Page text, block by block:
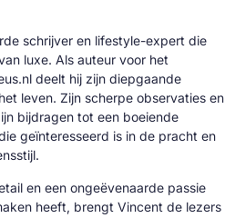
schrijver en lifestyle-expert die
luxe. Als auteur voor het
deelt hij zijn diepgaande
leven. Zijn scherpe observaties en
bijdragen tot een boeiende
geïnteresseerd is in de pracht en
en een ongeëvenaarde passie
heeft, brengt Vincent de lezers